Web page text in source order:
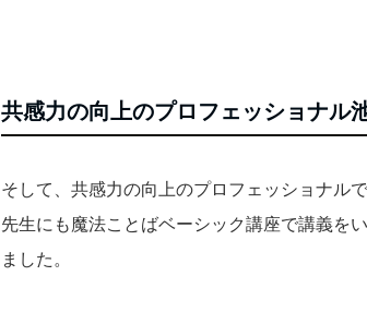
共感力の向上のプロフェッショナル
そして、共感力の向上のプロフェッショナル
先生にも魔法ことばベーシック講座で講義を
ました。